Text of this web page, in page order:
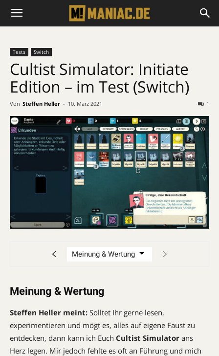
Tests Switch
Cultist Simulator: Initiate
Edition – im Test (Switch)
Von Steffen Heller - 10. März 2021 1
Meinung & Wertung
Steffen Heller meint: Solltet Ihr gerne lesen,
experimentieren und mögt es, alles auf eigene Faust zu
entdecken, dann kann ich Euch Cultist Simulator ans
Herz legen. Mir jedoch fehlte es oft an Führung und mich